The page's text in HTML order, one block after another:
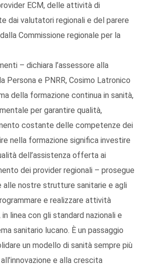
ECM, delle attività di
dai valutatori regionali e del parere
Commissione regionale per la
– dichiara l’assessore alla
Persona e PNRR, Cosimo Latronico
della formazione continua in sanità,
per garantire qualità,
costante delle competenze dei
nella formazione significa investire
dell’assistenza offerta ai
dei provider regionali – prosegue
alle nostre strutture sanitarie e agli
e realizzare attività
linea con gli standard nazionali e
sanitario lucano. È un passaggio
un modello di sanità sempre più
e alla crescita